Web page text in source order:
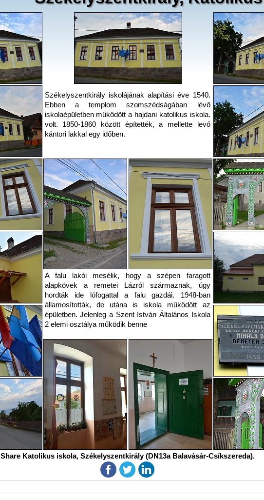
Székelyszentkirály iskolájának alapítási éve 1540.
Ebben a templom szomszédságában lévő
iskolaépületben működött a hajdani katolikus iskola.
volt. 1850-1860 között építették, a mellette levő
kántori lakkal egy időben.
A falu lakói mesélik, hogy a szépen faragott
alapkövek a remetei Lázról származnak, úgy
hordták ide lófogattal a falu gazdái. 1948-ban
államosították, de utána is iskola működött az
épületben. Jelenleg a Szent István Általános Iskola
2 elemi osztálya működik benne
Share Katolikus iskola, Székelyszentkirály (DN13a Balavásár-Csíkszereda).